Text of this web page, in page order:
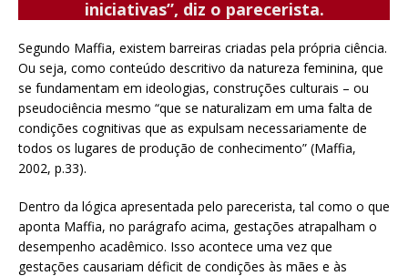
iniciativas”, diz o parecerista.
Segundo Maffia, existem barreiras criadas pela própria ciência.
Ou seja, como conteúdo descritivo da natureza feminina, que
se fundamentam em ideologias, construções culturais – ou
pseudociência mesmo “que se naturalizam em uma falta de
condições cognitivas que as expulsam necessariamente de
todos os lugares de produção de conhecimento” (Maffia,
2002, p.33).
Dentro da lógica apresentada pelo parecerista, tal como o que
aponta Maffia, no parágrafo acima, gestações atrapalham o
desempenho acadêmico. Isso acontece uma vez que
gestações causariam déficit de condições às mães e às